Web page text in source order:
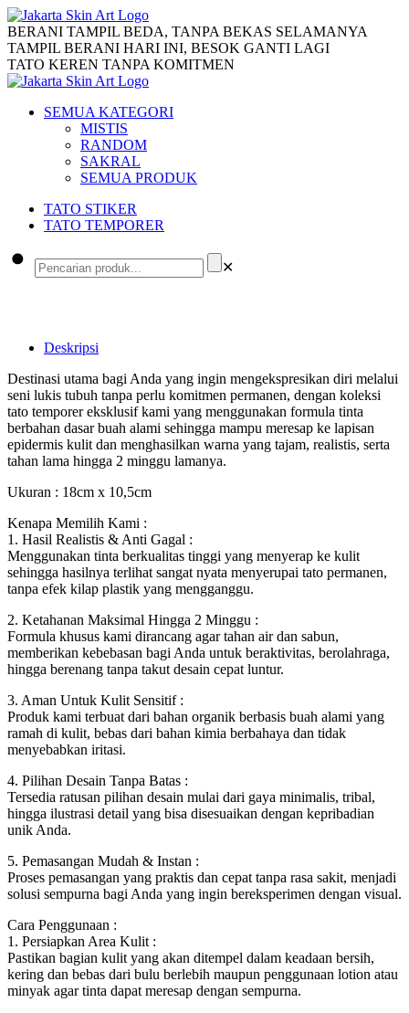
BERANI TAMPIL BEDA, TANPA BEKAS SELAMANYA
TAMPIL BERANI HARI INI, BESOK GANTI LAGI
TATO KEREN TANPA KOMITMEN
SEMUA KATEGORI
MISTIS
RANDOM
SAKRAL
SEMUA PRODUK
TATO STIKER
TATO TEMPORER
✕
Deskripsi
Destinasi utama bagi Anda yang ingin mengekspresikan diri melalui
seni lukis tubuh tanpa perlu komitmen permanen, dengan koleksi
tato temporer eksklusif kami yang menggunakan formula tinta
berbahan dasar buah alami sehingga mampu meresap ke lapisan
epidermis kulit dan menghasilkan warna yang tajam, realistis, serta
tahan lama hingga 2 minggu lamanya.
Ukuran : 18cm x 10,5cm
Kenapa Memilih Kami :
1. Hasil Realistis & Anti Gagal :
Menggunakan tinta berkualitas tinggi yang menyerap ke kulit
sehingga hasilnya terlihat sangat nyata menyerupai tato permanen,
tanpa efek kilap plastik yang mengganggu.
2. Ketahanan Maksimal Hingga 2 Minggu :
Formula khusus kami dirancang agar tahan air dan sabun,
memberikan kebebasan bagi Anda untuk beraktivitas, berolahraga,
hingga berenang tanpa takut desain cepat luntur.
3. Aman Untuk Kulit Sensitif :
Produk kami terbuat dari bahan organik berbasis buah alami yang
ramah di kulit, bebas dari bahan kimia berbahaya dan tidak
menyebabkan iritasi.
4. Pilihan Desain Tanpa Batas :
Tersedia ratusan pilihan desain mulai dari gaya minimalis, tribal,
hingga ilustrasi detail yang bisa disesuaikan dengan kepribadian
unik Anda.
5. Pemasangan Mudah & Instan :
Proses pemasangan yang praktis dan cepat tanpa rasa sakit, menjadi
solusi sempurna bagi Anda yang ingin bereksperimen dengan visual.
Cara Penggunaan :
1. Persiapkan Area Kulit :
Pastikan bagian kulit yang akan ditempel dalam keadaan bersih,
kering dan bebas dari bulu berlebih maupun penggunaan lotion atau
minyak agar tinta dapat meresap dengan sempurna.